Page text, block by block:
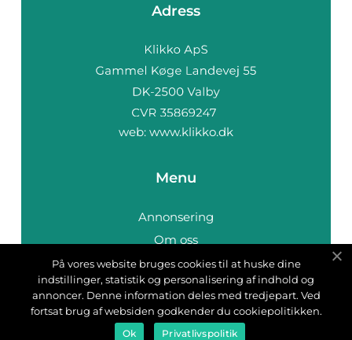
Adress
web: www.klikko.dk
Menu
Annonsering
Om oss
Cookies
Kontakta oss
Sitemap
På vores website bruges cookies til at huske dine
indstillinger, statistik og personalisering af indhold og
annoncer. Denne information deles med tredjepart. Ved
fortsat brug af websiden godkender du cookiepolitikken.
Ok Privatlivspolitik